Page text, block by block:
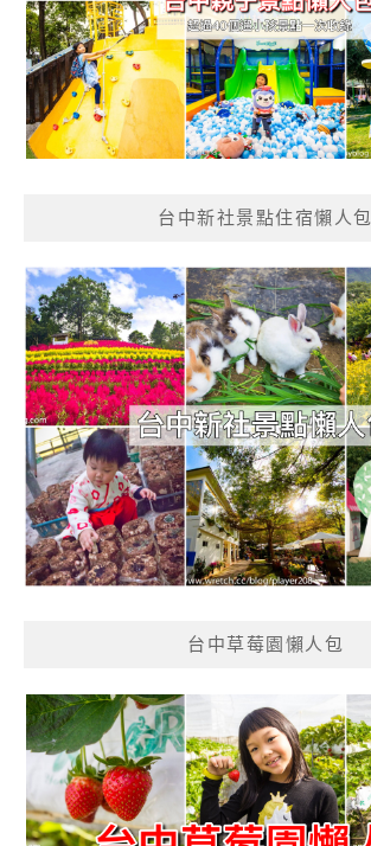
台中新社景點住宿懶人包
台中草莓園懶人包